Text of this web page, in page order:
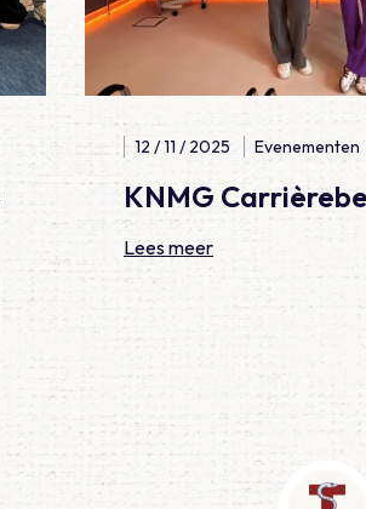
KNMG
12 / 11 / 2025 Evenementen
Lees meer